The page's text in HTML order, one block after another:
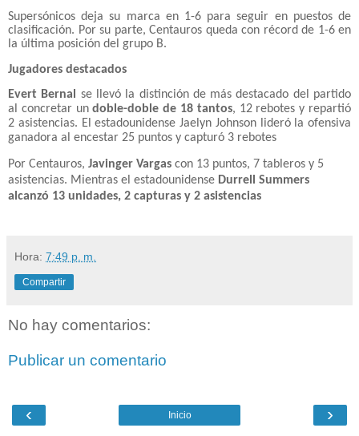
Supersónicos deja su marca en 1-6 para seguir en puestos de
clasificación. Por su parte, Centauros queda con récord de 1-6 en
la última posición del grupo B.
Jugadores destacados
Evert Bernal
se llevó la distinción de más destacado del partido
al concretar undoble-doble de 18 tantos, 12 rebotes y repartió
2 asistencias. El estadounidense Jaelyn Johnson lideró la ofensiva
ganadora al encestar 25 puntos y capturó 3 rebotes
Por Centauros, Javinger Vargas con 13 puntos, 7 tableros y 5
asistencias. Mientras el estadounidense Durrell Summers
alcanzó 13 unidades, 2 capturas y 2 asistencias
Hora: 7:49 p. m.
Compartir
No hay comentarios:
Publicar un comentario
‹ ›
Inicio